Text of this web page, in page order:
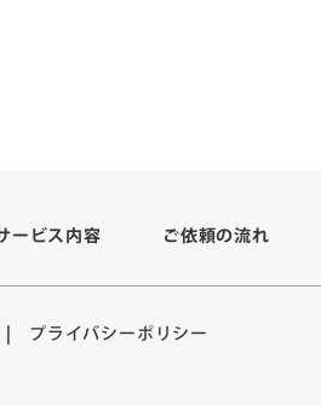
ービス内容 ご依頼の流れ
プライバシーポリシー